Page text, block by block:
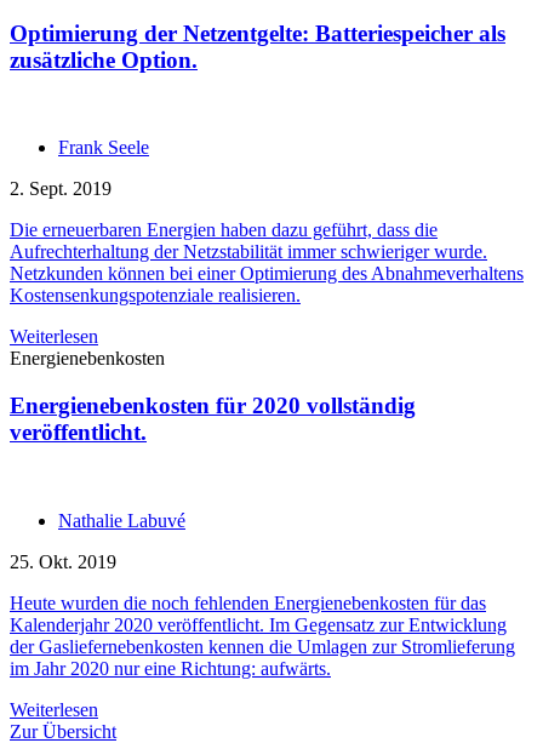
Optimierung der Netzentgelte: Batteriespeicher als
zusätzliche Option.
Frank Seele
2. Sept. 2019
Die erneuerbaren Energien haben dazu geführt, dass die
Aufrechterhaltung der Netzstabilität immer schwieriger wurde.
Netzkunden können bei einer Optimierung des Abnahmeverhaltens
Kostensenkungspotenziale realisieren.
Weiterlesen
Energienebenkosten
Energienebenkosten für 2020 vollständig
veröffentlicht.
Nathalie Labuvé
25. Okt. 2019
Heute wurden die noch fehlenden Energienebenkosten für das
Kalenderjahr 2020 veröffentlicht. Im Gegensatz zur Entwicklung
der Gasliefernebenkosten kennen die Umlagen zur Stromlieferung
im Jahr 2020 nur eine Richtung: aufwärts.
Weiterlesen
Zur Übersicht